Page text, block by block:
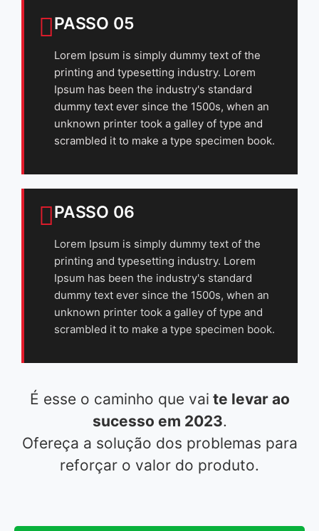
PASSO 05
Lorem Ipsum is simply dummy text of the
printing and typesetting industry. Lorem
Ipsum has been the industry's standard
dummy text ever since the 1500s, when an
unknown printer took a galley of type and
scrambled it to make a type specimen book.
PASSO 06
Lorem Ipsum is simply dummy text of the
printing and typesetting industry. Lorem
Ipsum has been the industry's standard
dummy text ever since the 1500s, when an
unknown printer took a galley of type and
scrambled it to make a type specimen book.
É esse o caminho que vai te levar ao
sucesso em 2023.
Ofereça a solução dos problemas para
reforçar o valor do produto.